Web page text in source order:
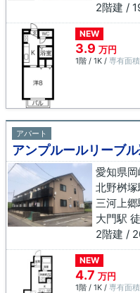
2階建 /
NEW
3.9 万円
1階 / 1K / 専有面積
アパート
アンプルールリーブ
愛知県
北野桝
三河上
大門駅
2階建 /
NEW
4.7 万円
1階 / 1K / 専有面積